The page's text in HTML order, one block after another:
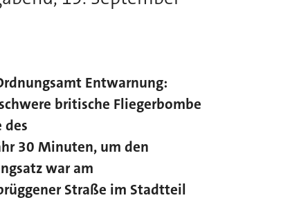
Entwarnung:
britische Fliegerbombe
des
30 Minuten, um den
war am
Straße im Stadtteil